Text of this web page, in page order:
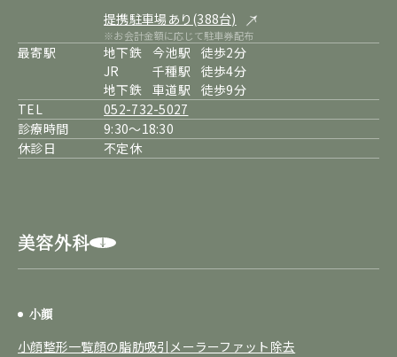
提携駐車場あり(388台)
※お会計金額に応じて駐車券配布
最寄駅 地下鉄 今池駅
徒歩2分
JR
千種駅
徒歩4分
地下鉄
車道駅
徒歩9分
TEL
052-732-5027
診療時間
9:30～18:30
休診日
不定休
美容外科
小顔
小顔整形一覧顔の脂肪吸引 メーラーファット除去